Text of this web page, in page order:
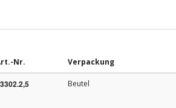
Nr. Verpackung
Beutel